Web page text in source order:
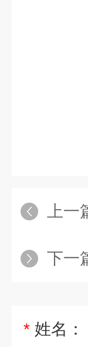
上一
下一
* 姓名：